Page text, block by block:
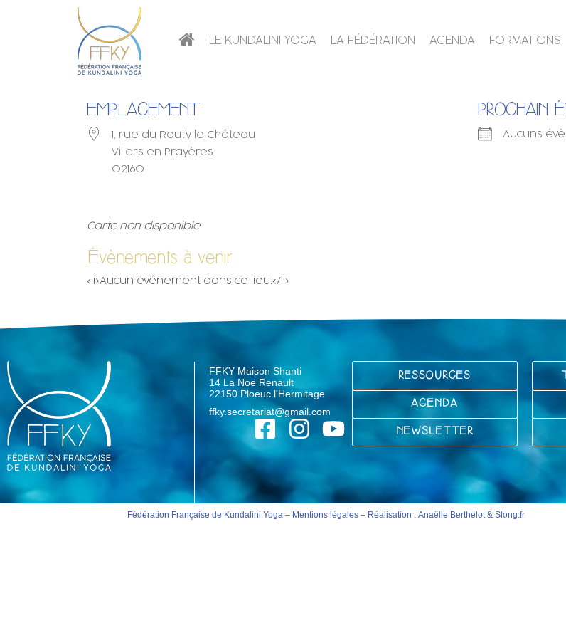
LE KUNDALINI YOGA LA FÉDÉRATION AGENDA FORMATIONS
EMPLACEMENT
1, rue du Routy le Château
Villers en Prayères
02160
PROCHAIN
Aucuns
Carte non disponible
Évènements à venir
<li>Aucun événement dans ce lieu.</li>
FFKY Maison Shanti
14 La Noë Renault
22150 Ploeuc l'Hermitage
ffky.secretariat@gmail.com
RESSOURCES
AGENDA
NEWSLETTER
Fédération Française de Kundalini Yoga – Mentions légales– Réalisation : Anaëlle Berthelot& Slong.fr